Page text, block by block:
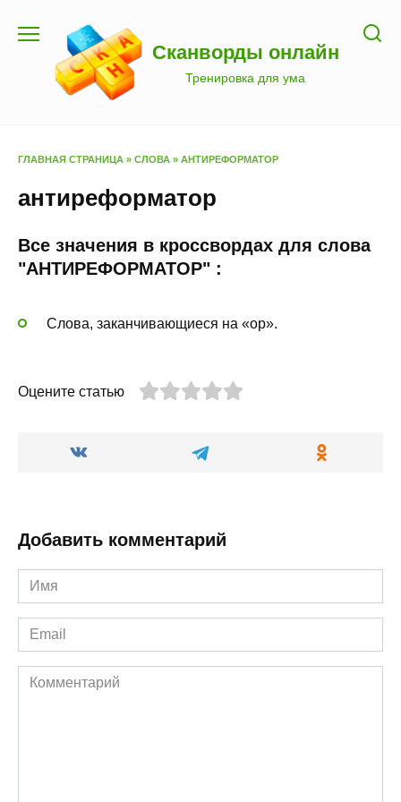
содержанию
Сканворды онлайн
Тренировка для ума
ГЛАВНАЯ СТРАНИЦА » СЛОВА » АНТИРЕФОРМАТОР
антиреформатор
Все значения в кроссвордах для слова
"АНТИРЕФОРМАТОР" :
Слова, заканчивающиеся на «ор».
Оцените статью
Добавить комментарий
Имя
*
Email
*
Комментарий